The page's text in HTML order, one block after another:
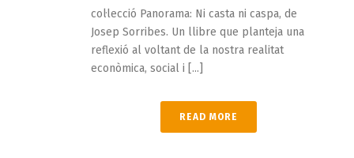
col·lecció Panorama: Ni casta ni caspa, de
Josep Sorribes. Un llibre que planteja una
reflexió al voltant de la nostra realitat
econòmica, social i [...]
READ MORE